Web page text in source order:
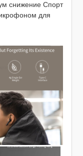
снижение Спорт
для